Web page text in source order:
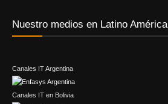
Nuestro medios en Latino América
Canales IT Argentina
Canales IT en Bolivia